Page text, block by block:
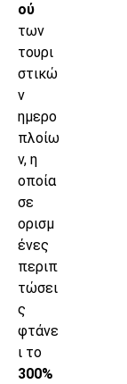
ού
των
τουρι
στικώ
ν
ημερο
πλοίω
ν, η
οποία
σε
ορισμ
ένες
περιπ
τώσει
ς
φτάνε
ι το
300%